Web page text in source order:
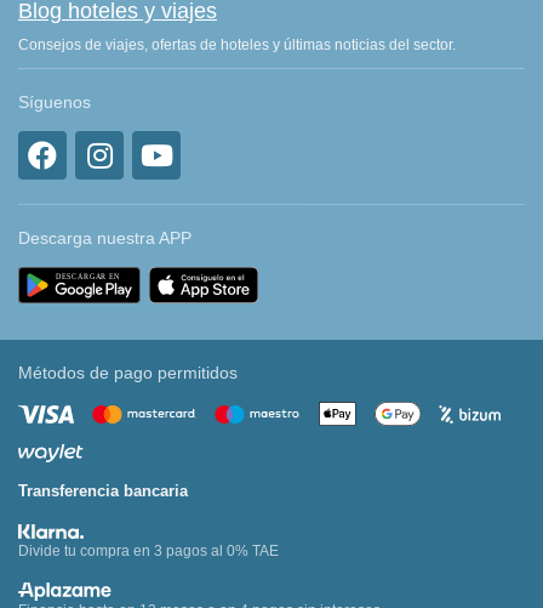
Blog hoteles y viajes
Consejos de viajes, ofertas de hoteles y últimas noticias del sector.
Síguenos
Descarga nuestra APP
Métodos de pago permitidos
Transferencia bancaria
Divide tu compra en 3 pagos al 0% TAE